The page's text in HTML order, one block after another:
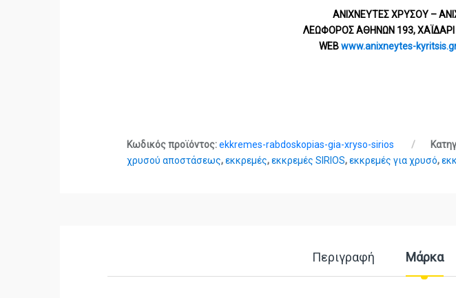
ΑΝΙΧΝΕΥΤΕΣ ΧΡΥΣΟΥ –
ΛΕΩΦΟΡΟΣ ΑΘΗΝΩΝ 193, ΧΑΪΔΑΡΙ
WEBwww.anixneytes-
Κωδικός προϊόντος:ekkremes-rabdoskopias-gia-xryso-sirios
χρυσού αποστάσεως,εκκρεμές,εκκρεμές SIRIOS,εκκρεμές για χρυσό,
Περιγραφή Μάρκα